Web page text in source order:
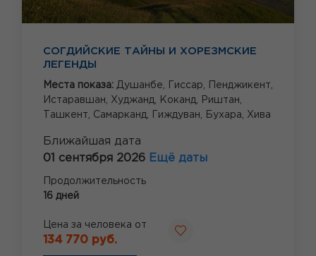
СОГДИЙСКИЕ ТАЙНЫ И ХОРЕЗМСКИЕ
ЛЕГЕНДЫ
Места показа: Душанбе, Гиссар,
Пенджикент,
Истаравшан, Худжанд, Коканд,
Риштан,
Ташкент, Самарканд, Гиждуван, Бухара, Хива
Ближайшая дата
01 сентября 2026 Ещё даты
Продолжительность
16 дней
Цена за человека от
134 770 руб.